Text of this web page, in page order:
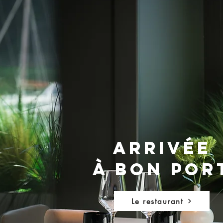
Arrivée
à bon
Le restaurant